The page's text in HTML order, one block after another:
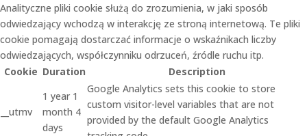
Analityczne pliki cookie służą do zrozumienia, w jaki sposób
odwiedzający wchodzą w interakcję ze stroną internetową. Te pliki
cookie pomagają dostarczać informacje o wskaźnikach liczby
odwiedzających, współczynniku odrzuceń, źródle ruchu itp.
Cookie Duration Description
__utmv
1 year 1
month 4
days
Google Analytics sets this cookie to store
custom visitor-level variables that are not
provided by the default Google Analytics